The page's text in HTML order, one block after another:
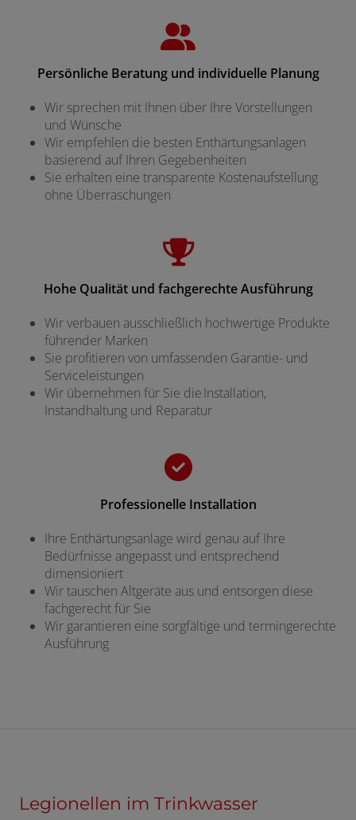
Persönliche Beratung und individuelle Planung
Wir sprechen mit Ihnen über Ihre Vorstellungen
und Wünsche
Wir empfehlen die besten Enthärtungsanlagen
basierend auf Ihren Gegebenheiten
Sie erhalten eine transparente Kostenaufstellung
ohne Überraschungen
Hohe Qualität und fachgerechte Ausführung
Wir verbauen ausschließlich hochwertige Produkte
führender Marken
Sie profitieren von umfassenden Garantie- und
Serviceleistungen
Wir übernehmen für Sie die Installation,
Instandhaltung und Reparatur
Professionelle Installation
Ihre Enthärtungsanlage wird genau auf Ihre
Bedürfnisse angepasst und entsprechend
dimensioniert
Wir tauschen Altgeräte aus und entsorgen diese
fachgerecht für Sie
Wir garantieren eine sorgfältige und termingerechte
Ausführung
Legionellen im Trinkwasser